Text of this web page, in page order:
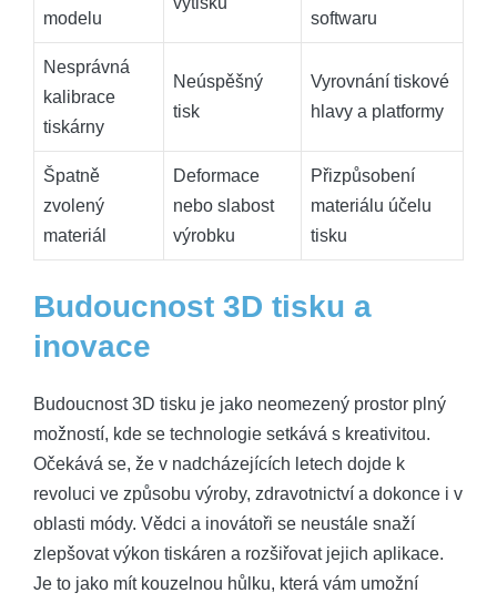
modelu
softwaru
Nesprávná
kalibrace
tiskárny
Neúspěšný
tisk
Vyrovnání tiskové
hlavy a platformy
Špatně
zvolený
materiál
Deformace
nebo slabost
výrobku
Přizpůsobení
materiálu účelu
tisku
Budoucnost 3D tisku a
inovace
Budoucnost 3D tisku je jako neomezený prostor plný
možností, kde se technologie setkává s kreativitou.
Očekává se, že v nadcházejících letech dojde k
revoluci ve způsobu výroby, zdravotnictví a dokonce i v
oblasti módy. Vědci a inovátoři se neustále snaží
zlepšovat výkon tiskáren a rozšiřovat jejich aplikace.
Je to jako mít kouzelnou hůlku, která vám umožní